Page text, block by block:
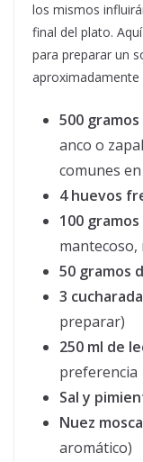
los mismos
final del plato.
para preparar un
aproximadamente
500
anco o
comunes
4 huevos
100
mantecoso,
50 gramos
3
preparar)
250 ml de
preferencia
Sal y
Nuez
aromático)